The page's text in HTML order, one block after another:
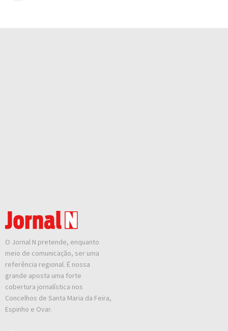
O Jornal N pretende, enquanto
meio de comunicação, ser uma
referência regional. É nossa
grande aposta uma forte
cobertura jornalística nos
Concelhos de Santa Maria da Feira,
Espinho e Ovar.